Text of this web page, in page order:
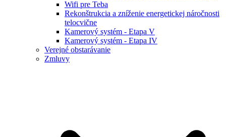
Wifi pre Teba
Rekonštrukcia a zníženie energetickej náročnosti
telocvične
Kamerový systém - Etapa V
Kamerový systém - Etapa IV
Verejné obstarávanie
Zmluvy